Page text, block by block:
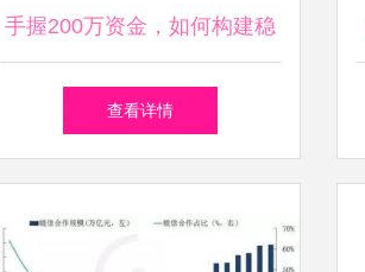
手握200万资金，如何构建稳
健高效的投资组合？
查看详情